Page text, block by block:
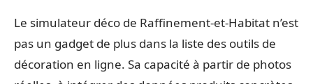
Le simulateur déco de Raffinement-et-Habitat n’est
pas un gadget de plus dans la liste des outils de
décoration en ligne. Sa capacité à partir de photos